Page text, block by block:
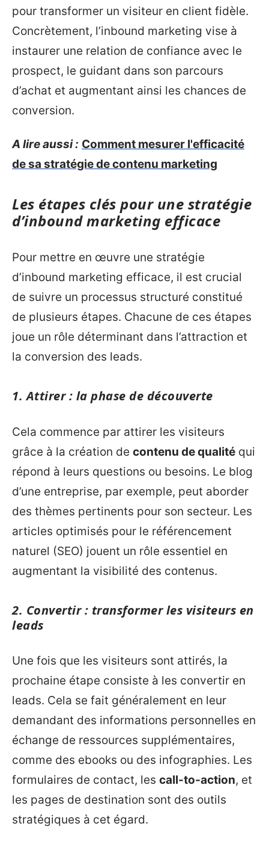
pour transformer un visiteur en client fidèle.
Concrètement, l’inbound marketing vise à
instaurer une relation de confiance avec le
prospect, le guidant dans son parcours
d’achat et augmentant ainsi les chances de
conversion.
A lire aussi : Comment mesurer l'efficacité
de sa stratégie de contenu marketing
Les étapes clés pour une stratégie
d’inbound marketing efficace
Pour mettre en œuvre une stratégie
d’inbound marketing efficace, il est crucial
de suivre un processus structuré constitué
de plusieurs étapes. Chacune de ces étapes
joue un rôle déterminant dans l’attraction et
la conversion des leads.
1. Attirer : la phase de découverte
Cela commence par attirer les visiteurs
grâce à la création de contenu de qualité qui
répond à leurs questions ou besoins. Le blog
d’une entreprise, par exemple, peut aborder
des thèmes pertinents pour son secteur. Les
articles optimisés pour le référencement
naturel (SEO) jouent un rôle essentiel en
augmentant la visibilité des contenus.
2. Convertir : transformer les visiteurs en
leads
Une fois que les visiteurs sont attirés, la
prochaine étape consiste à les convertir en
leads. Cela se fait généralement en leur
demandant des informations personnelles en
échange de ressources supplémentaires,
comme des ebooks ou des infographies. Les
formulaires de contact, les call-to-action, et
les pages de destination sont des outils
stratégiques à cet égard.